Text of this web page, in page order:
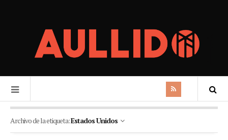
Archivo de la etiqueta:Estados Unidos